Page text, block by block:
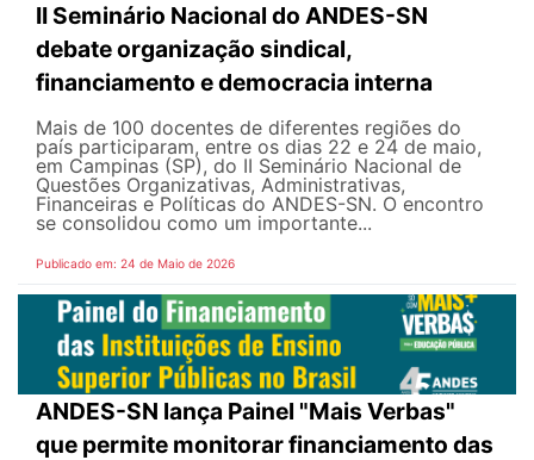
II Seminário Nacional do ANDES-SN
debate organização sindical,
financiamento e democracia interna
Mais de 100 docentes de diferentes regiões do
país participaram, entre os dias 22 e 24 de maio,
em Campinas (SP), do II Seminário Nacional de
Questões Organizativas, Administrativas,
Financeiras e Políticas do ANDES-SN. O encontro
se consolidou como um importante...
Publicado em: 24 de Maio de 2026
ANDES-SN lança Painel "Mais Verbas"
que permite monitorar financiamento das